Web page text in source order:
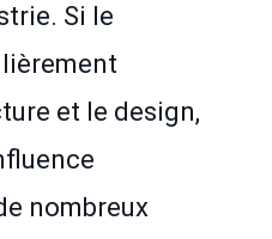
Si le
et le design,
nombreux